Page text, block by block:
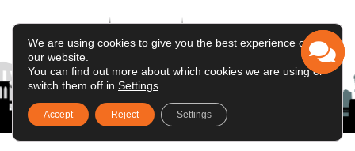
We are using cookies to give you the best experience on
our website.
You can find out more about which cookies we are using or
switch them off in Settings
Accept Reject Settings